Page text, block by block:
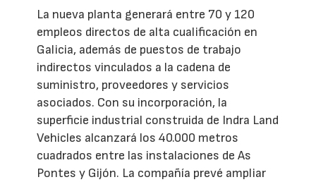
La nueva planta generará entre 70 y 120
empleos directos de alta cualificación en
Galicia, además de puestos de trabajo
indirectos vinculados a la cadena de
suministro, proveedores y servicios
asociados. Con su incorporación, la
superficie industrial construida de Indra Land
Vehicles alcanzará los 40.000 metros
cuadrados entre las instalaciones de As
Pontes y Gijón. La compañía prevé ampliar